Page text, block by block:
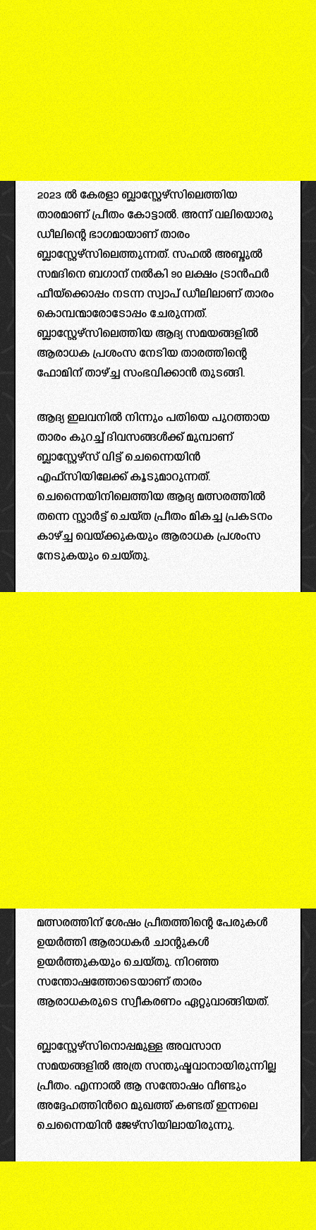
2023 ൽ കേരളാ ബ്ലാസ്റ്റേഴ്സിലെത്തിയ
താരമാണ് പ്രീതം കോട്ടാൽ. അന്ന് വലിയൊരു
ഡീലിന്റെ ഭാഗമായാണ് താരം
ബ്ലാസ്റ്റേഴ്സിലെത്തുന്നത്. സഹൽ അബ്ദുൽ
സമദിനെ ബഗാന് നൽകി 90 ലക്ഷം ട്രാൻഫർ
ഫീയ്‌ക്കൊപ്പം നടന്ന സ്വാപ് ഡീലിലാണ് താരം
കൊമ്പന്മാരോടോപ്പം ചേരുന്നത്.
ബ്ലാസ്റ്റേഴ്സിലെത്തിയ ആദ്യ സമയങ്ങളിൽ
ആരാധക പ്രശംസ നേടിയ താരത്തിന്റെ
ഫോമിന് താഴ്ച്ച സംഭവിക്കാൻ തുടങ്ങി.
ആദ്യ ഇലവനിൽ നിന്നും പതിയെ പുറത്തായ
താരം കുറച്ച് ദിവസങ്ങൾക്ക് മുമ്പാണ്
ബ്ലാസ്റ്റേഴ്‌സ് വിട്ട് ചെന്നൈയിൻ
എഫ്സിയിലേക്ക് കൂടുമാറുന്നത്.
ചെന്നൈയിനിലെത്തിയ ആദ്യ മത്സരത്തിൽ
തന്നെ സ്റ്റാർട്ട് ചെയ്ത പ്രീതം മികച്ച പ്രകടനം
കാഴ്ച്ച വെയ്ക്കുകയും ആരാധക പ്രശംസ
നേടുകയും ചെയ്തു.
മത്സരത്തിന് ശേഷം പ്രീതത്തിന്റെ പേരുകൾ
ഉയർത്തി ആരാധകർ ചാന്റുകൾ
ഉയർത്തുകയും ചെയ്തു. നിറഞ്ഞ
സന്തോഷത്തോടെയാണ് താരം
ആരാധകരുടെ സ്വീകരണം ഏറ്റുവാങ്ങിയത്.
ബ്ലാസ്റ്റേഴ്സിനൊപ്പമുള്ള അവസാന
സമയങ്ങളിൽ അത്ര സന്തുഷ്ടവാനായിരുന്നില്ല
പ്രീതം. എന്നാൽ ആ സന്തോഷം വീണ്ടും
അദ്ദേഹത്തിൻറെ മുഖത്ത് കണ്ടത് ഇന്നലെ
ചെന്നൈയിൻ ജേഴ്സിയിലായിരുന്നു.